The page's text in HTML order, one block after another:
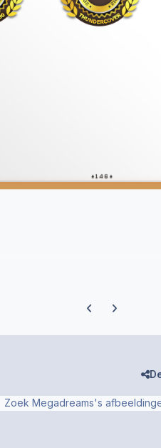
Previous carousel
Next
Zoek Megadreams's